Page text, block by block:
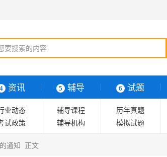
4 资讯 5 辅导 6 试题
业动态
试政策
辅导课程
辅导机构
历年真题
模拟试题
通知 正文